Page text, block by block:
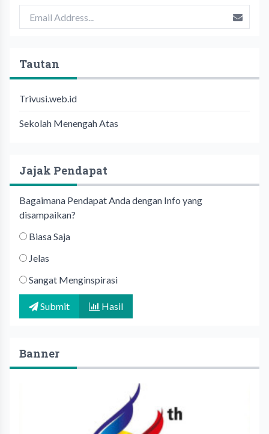
Tautan
Trivusi.web.id
Sekolah Menengah Atas
Jajak Pendapat
Bagaimana Pendapat Anda dengan Info yang
disampaikan?
Biasa Saja
Jelas
Sangat Menginspirasi
Submit Hasil
Banner